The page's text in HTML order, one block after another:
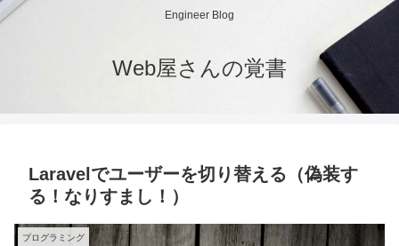
Engineer Blog
Web屋さんの覚書
Laravelでユーザーを切り替える（偽装す
る！なりすまし！）
プログラミング